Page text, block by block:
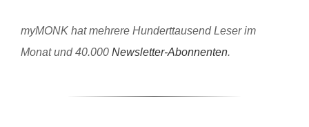
myMONK hat mehrere Hunderttausend Leser im
Monat und 40.000 Newsletter-Abonnenten.